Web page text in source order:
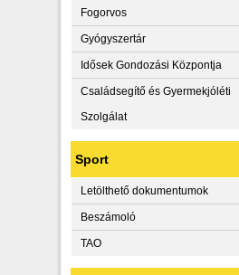
Fogorvos
Gyógyszertár
Idősek Gondozási Központja
Családsegítő és Gyermekjóléti
Szolgálat
Sport
Letölthető dokumentumok
Beszámoló
TAO